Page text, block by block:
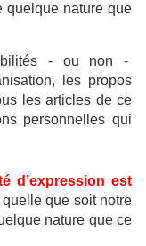
quelque nature que
- ou non -
les propos
les articles de ce
personnelles qui
d’expression est
quelle que soit notre
nature que ce